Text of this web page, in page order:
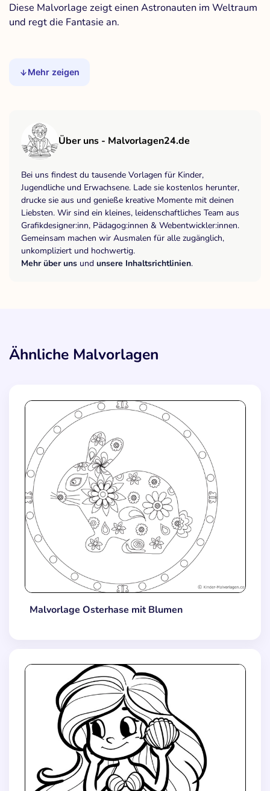
Diese Malvorlage zeigt einen Astronauten im Weltraum
und regt die Fantasie an.
Mehr zeigen
Über uns - Malvorlagen24.de
Bei uns findest du tausende Vorlagen für Kinder,
Jugendliche und Erwachsene. Lade sie kostenlos herunter,
drucke sie aus und genieße kreative Momente mit deinen
Liebsten. Wir sind ein kleines, leidenschaftliches Team aus
Grafikdesigner:inn, Pädagog:innen & Webentwickler:innen.
Gemeinsam machen wir Ausmalen für alle zugänglich,
unkompliziert und hochwertig.
Mehr über uns und unsere Inhaltsrichtlinien.
Ähnliche Malvorlagen
Malvorlage Osterhase mit Blumen